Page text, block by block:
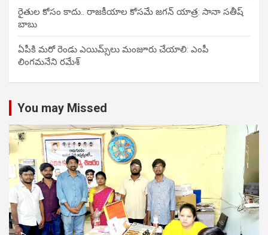
రైతుల కోసం కాదు.. రాజకీయాల కోసమే జగన్ యాత్ర: సానా సతీష్
బాబు
ఏపీకి మరో రెండు ఎయిమ్స్‌లు మంజూరు చేయాలి: ఎంపీ
లింగమనేని రమేశ్
You may Missed